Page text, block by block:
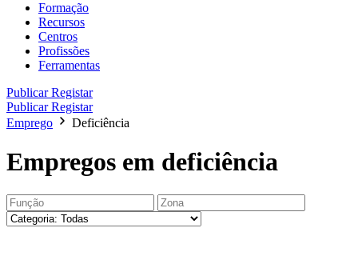
Formação
Recursos
Centros
Profissões
Ferramentas
PublicarRegistar
PublicarRegistar
Emprego
Deficiência
Empregos em deficiência